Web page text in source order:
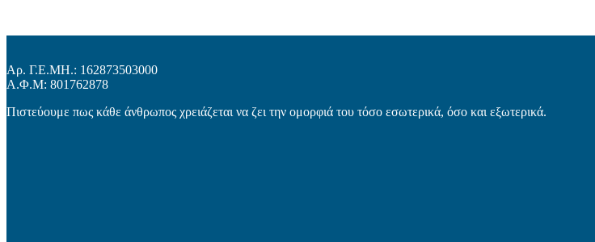
Αρ. Γ.Ε.ΜΗ.: 162873503000
Α.Φ.Μ: 801762878
Πιστεύουμε πως κάθε άνθρωπος χρειάζεται να ζει την ομορφιά του τόσο εσωτερικά, όσο και εξωτερικά.